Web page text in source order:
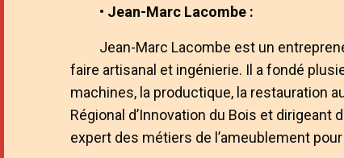
• Jean-Marc Lacombe :
Jean-Marc Lacombe est un
faire artisanal et ingénierie. Il a fondé
machines, la productique, la restauration
Régional d’Innovation du Bois et dirigeant
expert des métiers de l’ameublement